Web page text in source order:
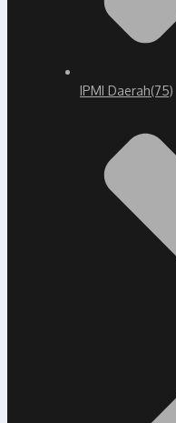
IPMI Daerah(75)